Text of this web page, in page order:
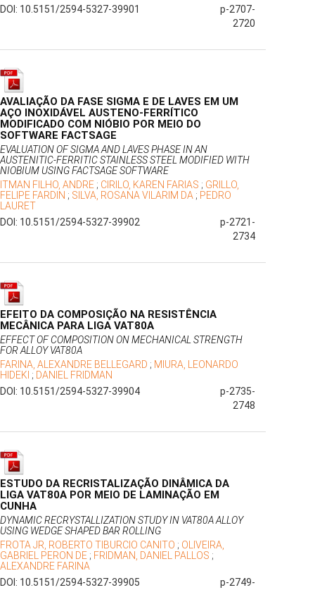
DOI: 10.5151/2594-5327-39901
p-2707-
2720
AVALIAÇÃO DA FASE SIGMA E DE LAVES EM UM
AÇO INOXIDÁVEL AUSTENO-FERRÍTICO
MODIFICADO COM NIÓBIO POR MEIO DO
SOFTWARE FACTSAGE
EVALUATION OF SIGMA AND LAVES PHASE IN AN
AUSTENITIC-FERRITIC STAINLESS STEEL MODIFIED WITH
NIOBIUM USING FACTSAGE SOFTWARE
ITMAN FILHO, ANDRE ; CIRILO, KAREN FARIAS ; GRILLO,
FELIPE FARDIN ; SILVA, ROSANA VILARIM DA ; PEDRO
LAURET
DOI: 10.5151/2594-5327-39902
p-2721-
2734
EFEITO DA COMPOSIÇÃO NA RESISTÊNCIA
MECÂNICA PARA LIGA VAT80A
EFFECT OF COMPOSITION ON MECHANICAL STRENGTH
FOR ALLOY VAT80A
FARINA, ALEXANDRE BELLEGARD ; MIURA, LEONARDO
HIDEKI ; DANIEL FRIDMAN
DOI: 10.5151/2594-5327-39904
p-2735-
2748
ESTUDO DA RECRISTALIZAÇÃO DINÂMICA DA
LIGA VAT80A POR MEIO DE LAMINAÇÃO EM
CUNHA
DYNAMIC RECRYSTALLIZATION STUDY IN VAT80A ALLOY
USING WEDGE SHAPED BAR ROLLING
FROTA JR, ROBERTO TIBURCIO CANITO ; OLIVEIRA,
GABRIEL PERON DE ; FRIDMAN, DANIEL PALLOS ;
ALEXANDRE FARINA
DOI: 10.5151/2594-5327-39905
p-2749-